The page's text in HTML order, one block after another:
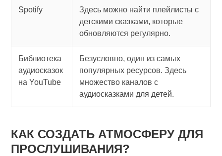
Spotify
Здесь можно найти плейлисты с
детскими сказками, которые
обновляются регулярно.
Библиотека
аудиосказок
на YouTube
Безусловно, один из самых
популярных ресурсов. Здесь
множество каналов с
аудиосказками для детей.
КАК СОЗДАТЬ АТМОСФЕРУ ДЛЯ
ПРОСЛУШИВАНИЯ?